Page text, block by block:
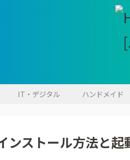
IT・デジタル ハンドメイド
ストール方法と起